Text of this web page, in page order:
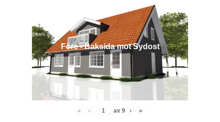
Före - Baksida mot Sydost
« ‹ av 9 › »